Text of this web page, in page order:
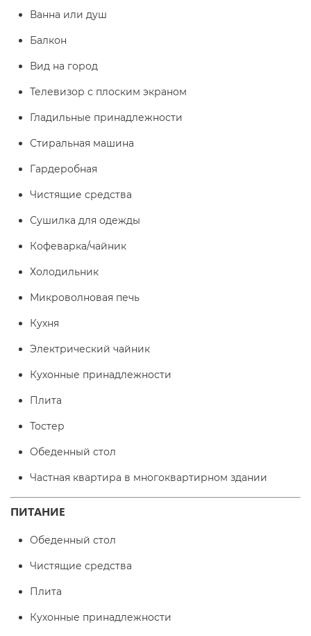
Ванна или душ
Балкон
Вид на город
Телевизор с плоским экраном
Гладильные принадлежности
Стиральная машина
Гардеробная
Чистящие средства
Сушилка для одежды
Кофеварка/чайник
Холодильник
Микроволновая печь
Кухня
Электрический чайник
Кухонные принадлежности
Плита
Тостер
Обеденный стол
Частная квартира в многоквартирном здании
ПИТАНИЕ
Обеденный стол
Чистящие средства
Плита
Кухонные принадлежности